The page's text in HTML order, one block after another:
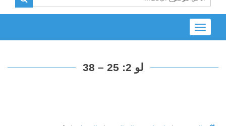
Toggle
navigation
لو 2: 25 – 38